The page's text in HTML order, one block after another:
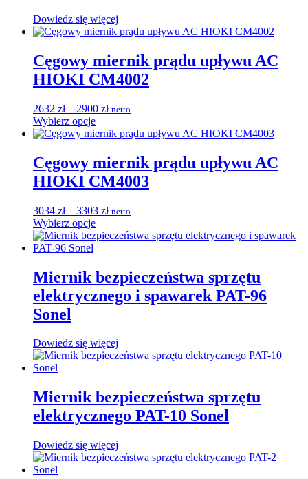
Dowiedz się więcej
Cęgowy miernik prądu upływu AC
HIOKI CM4002
2632 zł – 2900 złZakres
od
do
2900 zł
netto
Wybierz opcjeTen
produkt
wiele
wariantów.
Opcje
wybrać
na
stronie
produktu
Cęgowy miernik prądu upływu AC
HIOKI CM4003
3034 zł – 3303 złZakres
od
3303 zł
netto
Wybierz opcjeTen
produkt
wariantów.
Opcje
można
produktu
Miernik bezpieczeństwa sprzętu
elektrycznego i spawarek PAT-96
Sonel
Dowiedz się więcej
Miernik bezpieczeństwa sprzętu
elektrycznego PAT-10 Sonel
Dowiedz się więcej